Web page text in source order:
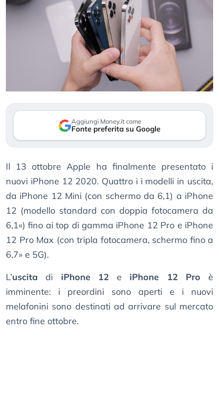
Aggiungi Money.it come
Fonte preferita su Google
Il 13 ottobre Apple ha finalmente presentato i
nuovi iPhone 12 2020. Quattro i i modelli in uscita,
da iPhone 12 Mini (con schermo da 6,1) a iPhone
12 (modello standard con doppia fotocamera da
6,1«) fino ai top di gamma iPhone 12 Pro e iPhone
12 Pro Max (con tripla fotocamera, schermo fino a
6,7» e 5G).
L’uscita di iPhone 12 e iPhone 12 Pro è
imminente: i preordini sono aperti e i nuovi
melafonini sono destinati ad arrivare sul mercato
entro fine ottobre.